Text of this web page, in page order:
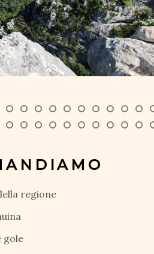
regione
gole